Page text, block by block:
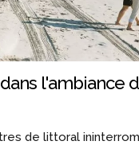
l'ambiance
de littoral